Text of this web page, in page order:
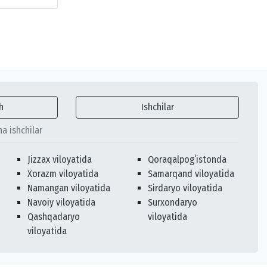
Ishchilar
ishchilar
Jizzax viloyatida
Xorazm viloyatida
Namangan viloyatida
Navoiy viloyatida
Qashqadaryo
viloyatida
Qoraqalpogʻistonda
Samarqand viloyatida
Sirdaryo viloyatida
Surxondaryo
viloyatida